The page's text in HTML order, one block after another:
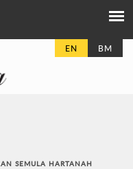
EN BM
SEMULA HARTANAH